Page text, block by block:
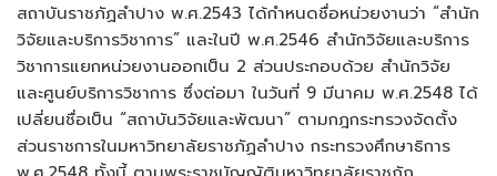
สถาบันราชภัฏลำปาง พ.ศ.2543 ได้กำหนดชื่อหน่วยงานว่า “สำนัก
วิจัยและบริการวิชาการ” และในปี พ.ศ.2546 สำนักวิจัยและบริการ
วิชาการแยกหน่วยงานออกเป็น 2 ส่วนประกอบด้วย สำนักวิจัย
และศูนย์บริการวิชาการ ซึ่งต่อมา ในวันที่ 9 มีนาคม พ.ศ.2548 ได้
เปลี่ยนชื่อเป็น “สถาบันวิจัยและพัฒนา” ตามกฎกระทรวงจัดตั้ง
ส่วนราชการในมหาวิทยาลัยราชภัฏลำปาง กระทรวงศึกษาธิการ